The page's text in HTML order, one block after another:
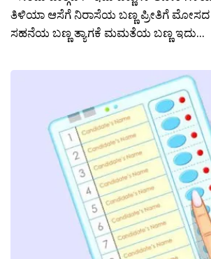
ತಿಳಿಯಾ ಆಸೆಗೆ ನಿರಾಸೆಯ ಬಣ್ಣ ಪ್ರೀತಿಗೆ ಮೋಸದ
ಸಹನೆಯ ಬಣ್ಣ ತ್ಯಾಗಕೆ ಮಮತೆಯ ಬಣ್ಣ ಇದು...